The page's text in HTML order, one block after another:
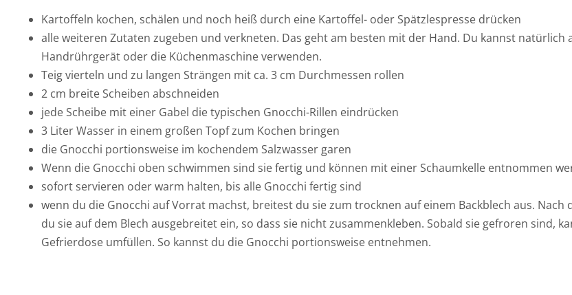
Kartoffeln kochen, schälen und noch heiß durch eine Kartoffel- oder Spätzlespresse drücken
alle weiteren Zutaten zugeben und verkneten. Das geht am besten mit der Hand. Du kannst natürlich
Handrührgerät oder die Küchenmaschine verwenden.
Teig vierteln und zu langen Strängen mit ca. 3 cm Durchmessen rollen
2 cm breite Scheiben abschneiden
jede Scheibe mit einer Gabel die typischen Gnocchi-Rillen eindrücken
3 Liter Wasser in einem großen Topf zum Kochen bringen
die Gnocchi portionsweise im kochendem Salzwasser garen
Wenn die Gnocchi oben schwimmen sind sie fertig und können mit einer Schaumkelle entnommen
sofort servieren oder warm halten, bis alle Gnocchi fertig sind
wenn du die Gnocchi auf Vorrat machst, breitest du sie zum trocknen auf einem Backblech aus. Nach
du sie auf dem Blech ausgebreitet ein, so dass sie nicht zusammenkleben. Sobald sie gefroren sind,
Gefrierdose umfüllen. So kannst du die Gnocchi portionsweise entnehmen.